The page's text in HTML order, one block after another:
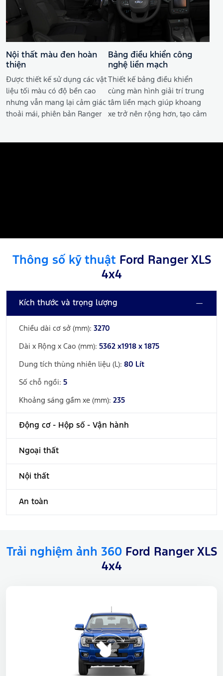
Nội thất màu đen hoàn
thiện
Được thiết kế sử dụng các vật
liệu tối màu có độ bền cao
nhưng vẫn mang lại cảm giác
thoải mái, phiên bản Ranger
Bảng điều khiển công
nghệ liền mạch
Thiết kế bảng điều khiển
cùng màn hình giải trí trung
tâm liền mạch giúp khoang
xe trở nên rộng hơn, tạo cảm
Thông số kỹ thuật Ford Ranger XLS
4x4
Kích thước và trọng lượng
Chiều dài cơ sở (mm): 3270
Dài x Rộng x Cao (mm): 5362 x1918 x 1875
Dung tích thùng nhiên liệu (L): 80 Lít
Số chỗ ngồi: 5
Khoảng sáng gầm xe (mm): 235
Động cơ - Hộp số - Vận hành
Ngoại thất
Nội thất
An toàn
Trải nghiệm ảnh 360 Ford Ranger XLS
4x4